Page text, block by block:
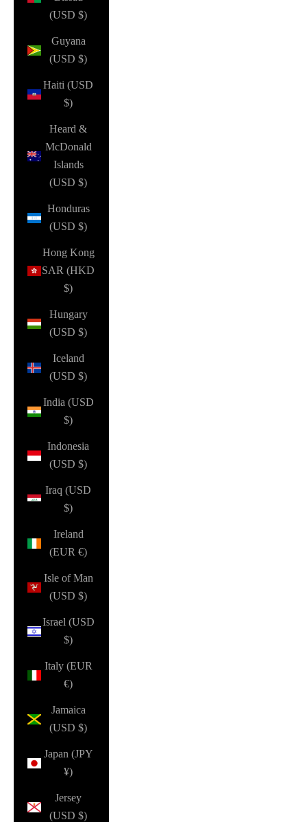
(USD $)
Guyana
(USD $)
Haiti (USD
$)
Heard &
McDonald
Islands
(USD $)
Honduras
(USD $)
Hong Kong
SAR (HKD
$)
Hungary
(USD $)
Iceland
(USD $)
India (USD
$)
Indonesia
(USD $)
Iraq (USD
$)
Ireland
(EUR €)
Isle of Man
(USD $)
Israel (USD
$)
Italy (EUR
€)
Jamaica
(USD $)
Japan (JPY
¥)
Jersey
(USD $)